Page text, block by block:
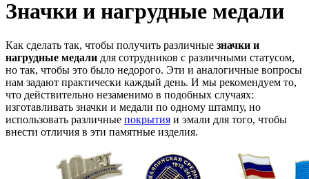
Значки и нагрудные медали
Как сделать так, чтобы получить различные значки и
нагрудные медали для сотрудников с различными статусом,
но так, чтобы это было недорого. Эти и аналогичные вопросы
нам задают практически каждый день. И мы рекомендуем то,
что действительно незаменимо в подобных случаях:
изготавливать значки и медали по одному штампу, но
использовать различные покрытия и эмали для того, чтобы
внести отличия в эти памятные изделия.